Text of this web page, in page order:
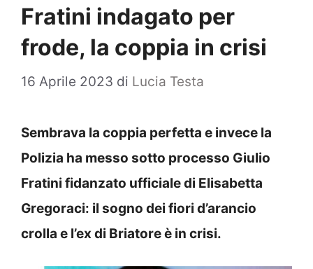
Fratini indagato per
frode, la coppia in crisi
16 Aprile 2023 di Lucia Testa
Sembrava la coppia perfetta e invece la
Polizia ha messo sotto processo Giulio
Fratini fidanzato ufficiale di Elisabetta
Gregoraci: il sogno dei fiori d’arancio
crolla e l’ex di Briatore è in crisi.